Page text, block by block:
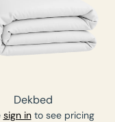
Dekbed
sign into see pricing